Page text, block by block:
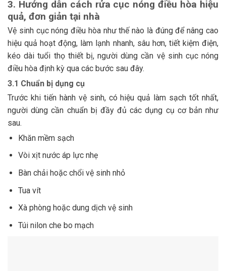
3. Hướng dẫn cách rửa cục nóng điều hòa hiệu
quả, đơn giản tại nhà
Vệ sinh cục nóng điều hòa như thế nào là đúng để nâng cao
hiệu quả hoạt động, làm lạnh nhanh, sâu hơn, tiết kiệm điện,
kéo dài tuổi thọ thiết bị, người dùng cần vệ sinh cục nóng
điều hòa định kỳ qua các bước sau đây.
3.1 Chuẩn bị dụng cụ
Trước khi tiến hành vệ sinh, có hiệu quả làm sạch tốt nhất,
người dùng cần chuẩn bị đầy đủ các dụng cụ cơ bản như
sau.
Khăn mềm sạch
Vòi xịt nước áp lực nhẹ
Bàn chải hoặc chổi vệ sinh nhỏ
Tua vít
Xà phòng hoặc dung dịch vệ sinh
Túi nilon che bo mạch